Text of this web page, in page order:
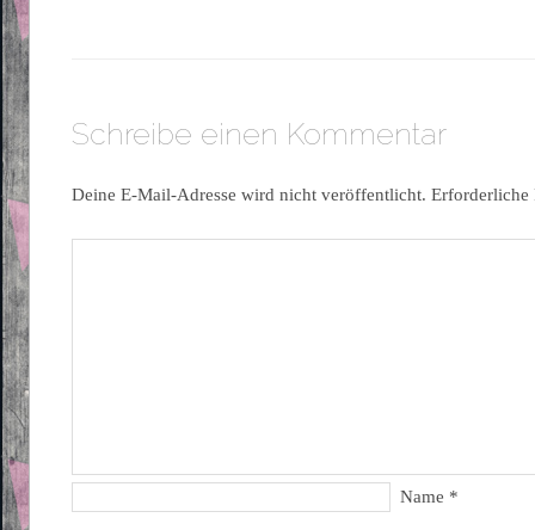
Schreibe einen Kommentar
Deine E-Mail-Adresse wird nicht veröffentlicht.
Name *